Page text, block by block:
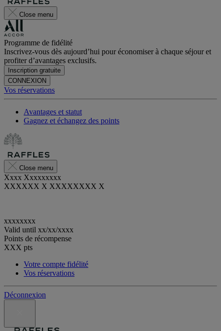
Close menu
Programme de fidélité
Inscrivez-vous dès aujourd’hui pour économiser à chaque séjour et
profiter d’avantages exclusifs.
Inscription gratuite
CONNEXION
Vos réservations
Avantages et statut
Gagnez et échangez des points
Close menu
Xxxx Xxxxxxxxx
XXXXXX X XXXXXXXX X
xxxxxxxx
Valid until xx/xx/xxxx
Points de récompense
XXX pts
Votre compte fidélité
Vos réservations
Déconnexion